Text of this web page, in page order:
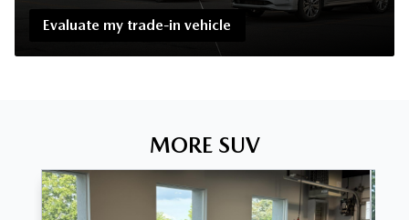
Evaluate my trade-in vehicle
MORE SUV